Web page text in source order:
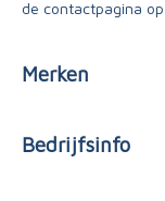
de contactpagina
Merken
Bedrijfsinfo